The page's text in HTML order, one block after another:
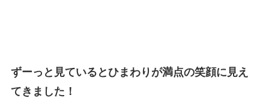
ずーっと 見ているとひまわりが満点の笑顔に見え
てきました！